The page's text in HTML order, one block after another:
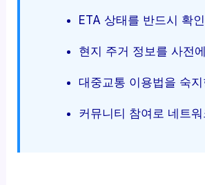
ETA 상태를 반드시 확
현지 주거 정보를 사전
대중교통 이용법을 숙
커뮤니티 참여로 네트